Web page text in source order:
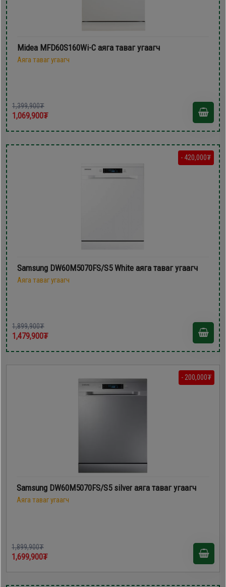
Midea MFD60S160Wi-C аяга таваг угаагч
Аяга таваг угаагч
1,399,900₮
1,069,900₮
- 420,000₮
Samsung DW60M5070FS/S5 White аяга таваг угаагч
Аяга таваг угаагч
1,899,900₮
1,479,900₮
- 200,000₮
Samsung DW60M5070FS/S5 silver аяга таваг угаагч
Аяга таваг угаагч
1,899,900₮
1,699,900₮